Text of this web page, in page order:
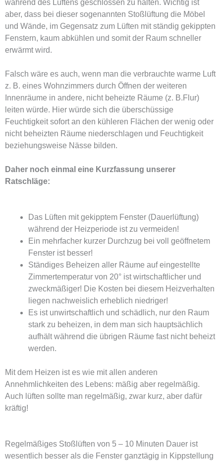
während des Lüftens geschlossen zu halten. Wichtig ist
aber, dass bei dieser sogenannten Stoßlüftung die Möbel
und Wände, im Gegensatz zum Lüften mit ständig gekippten
Fenstern, kaum abkühlen und somit der Raum schneller
erwärmt wird.
Falsch wäre es auch, wenn man die verbrauchte warme Luft
z. B. eines Wohnzimmers durch Öffnen der weiteren
Innenräume in andere, nicht beheizte Räume (z. B.Flur)
leiten würde. Hier würde sich die überschüssige
Feuchtigkeit sofort an den kühleren Flächen der wenig oder
nicht beheizten Räume niederschlagen und Feuchtigkeit
beziehungsweise Nässe bilden.
Daher noch einmal eine Kurzfassung unserer
Ratschläge:
Das Lüften mit gekipptem Fenster (Dauerlüftung)
während der Heizperiode ist zu vermeiden!
Ein mehrfacher kurzer Durchzug bei voll geöffnetem
Fenster ist besser!
Ständiges Beheizen aller Räume auf eingestellte
Zimmertemperatur von 20° ist wirtschaftlicher und
zweckmäßiger! Die Kosten bei diesem Heizverhalten
liegen nachweislich erheblich niedriger!
Es ist unwirtschaftlich und schädlich, nur den Raum
stark zu beheizen, in dem man sich hauptsächlich
aufhält während die übrigen Räume fast nicht beheizt
werden.
Mit dem Heizen ist es wie mit allen anderen
Annehmlichkeiten des Lebens: mäßig aber regelmäßig.
Auch lüften sollte man regelmäßig, zwar kurz, aber dafür
kräftig!
Regelmäßiges Stoßlüften von 5 – 10 Minuten Dauer ist
wesentlich besser als die Fenster ganztägig in Kippstellung